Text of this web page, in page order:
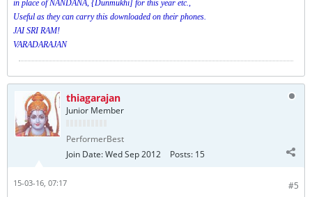
in place of NANDANA, {Dunmukhi] for this year etc.,
Useful as they can carry this downloaded on their phones.
JAI SRI RAM!
VARADARAJAN
thiagarajan
Junior Member
PerformerBest
Join Date:Wed Sep 2012 Posts: 15
#5
15-03-16, 07:17